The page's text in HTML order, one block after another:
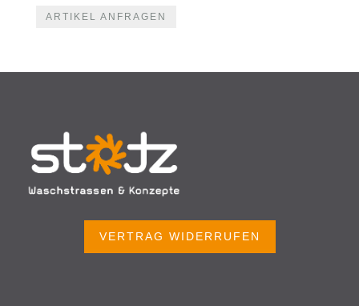
ARTIKEL ANFRAGEN
VERTRAG WIDERRUFEN